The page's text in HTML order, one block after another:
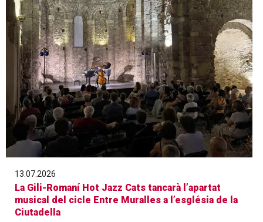
13.07.2026
La Gili-Romaní Hot Jazz Cats tancarà l’apartat
musical del cicle Entre Muralles a l’església de la
Ciutadella